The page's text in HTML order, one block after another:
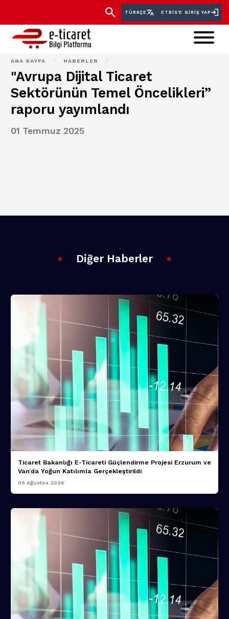
TÜRKÇE ETBİS'E GIRIŞ YAP
ANA SAYFA / HABERLER /
"Avrupa Dijital Ticaret
Sektörünün Temel Öncelikleri”
raporu yayımlandı
01 Temmuz 2025
Diğer Haberler
Ticaret Bakanlığı E-Ticareti Güçlendirme Projesi Erzurum ve
Van’da Yoğun Katılımla Gerçekleştirildi
05 Ağustos 2026